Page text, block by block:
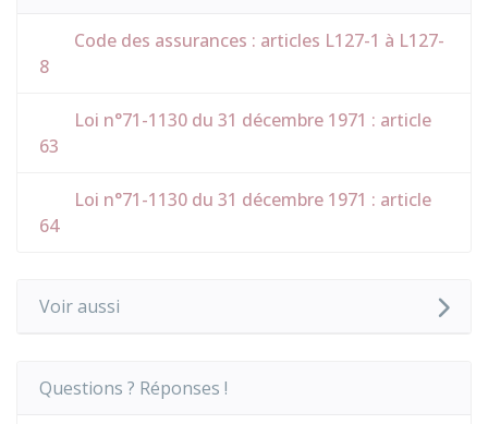
Code des assurances : articles L127-1 à L127-
8
Loi n°71-1130 du 31 décembre 1971 : article
63
Loi n°71-1130 du 31 décembre 1971 : article
64
Voir aussi
Questions ? Réponses !